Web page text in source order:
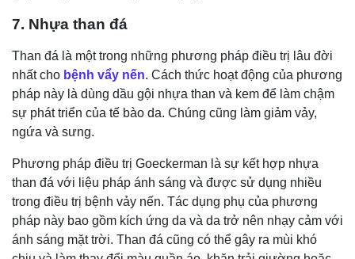
7. Nhựa than đá
Than đá là một trong những phương pháp điều trị lâu đời
nhất cho bệnh vẩy nến. Cách thức hoạt động của phương
pháp này là dùng dầu gội nhựa than và kem để làm chậm
sự phát triển của tế bào da. Chúng cũng làm giảm vảy,
ngứa và sưng.
Phương pháp điều trị Goeckerman là sự kết hợp nhựa
than đá với liệu pháp ánh sáng và được sử dụng nhiều
trong điều trị bệnh vảy nến. Tác dụng phụ của phương
pháp này bao gồm kích ứng da và da trở nên nhạy cảm với
ánh sáng mặt trời. Than đá cũng có thể gây ra mùi khó